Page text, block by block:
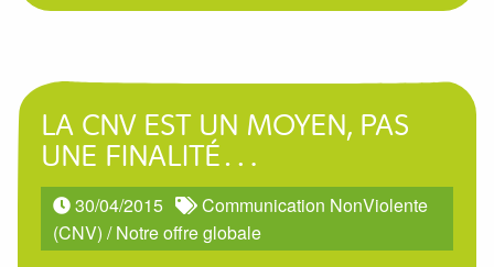
LA CNV EST UN MOYEN, PAS
UNE FINALITÉ…
30/04/2015
Communication NonViolente
(CNV) /Notre offre globale